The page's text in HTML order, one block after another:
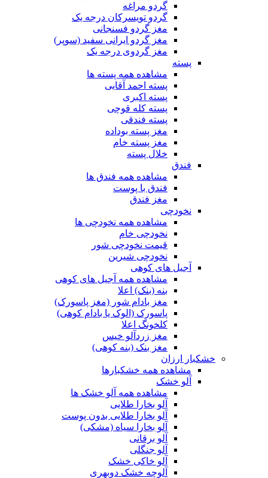
گردو مراغه
گردو تویسرکان درجه یک
مغز گردو فسنجانی
مغز گردو ایرانی سفید (سوپر)
مغز گردوی درجه یک
پسته
مشاهده همه پسته ها
پسته احمد آقایی
پسته اکبری
پسته کله قوچی
پسته فندقی
مغز پسته بوداده
مغز پسته خام
خلال پسته
فندق
مشاهده همه فندق ها
فندق با پوست
مغز فندق
نخودچی
مشاهده همه نخودچی ها
نخودچی خام
قیمت نخودچی شور
نخودچی شیرین
آجیل های کوهی
مشاهده همه آجیل های کوهی
بنه (بنک) اعلا
مغز بادام شور (مغز پاسورک)
پاسورک (الوک یا بادام کوهی)
کلخونگ اعلا
مغز زردآلو خیس
مغز بنک (بنه کوهی)
خشکبار ارزان
مشاهده همه خشکبارها
آلو خشک
مشاهده همه آلو خشک ها
آلو بخارا طلایی
آلو بخارا طلایی بدون پوست
آلو بخارا سیاه (مشکی)
آلو برقانی
آلو جنگلی
آلو خاکی خشک
آلوچه خشک دوبهری